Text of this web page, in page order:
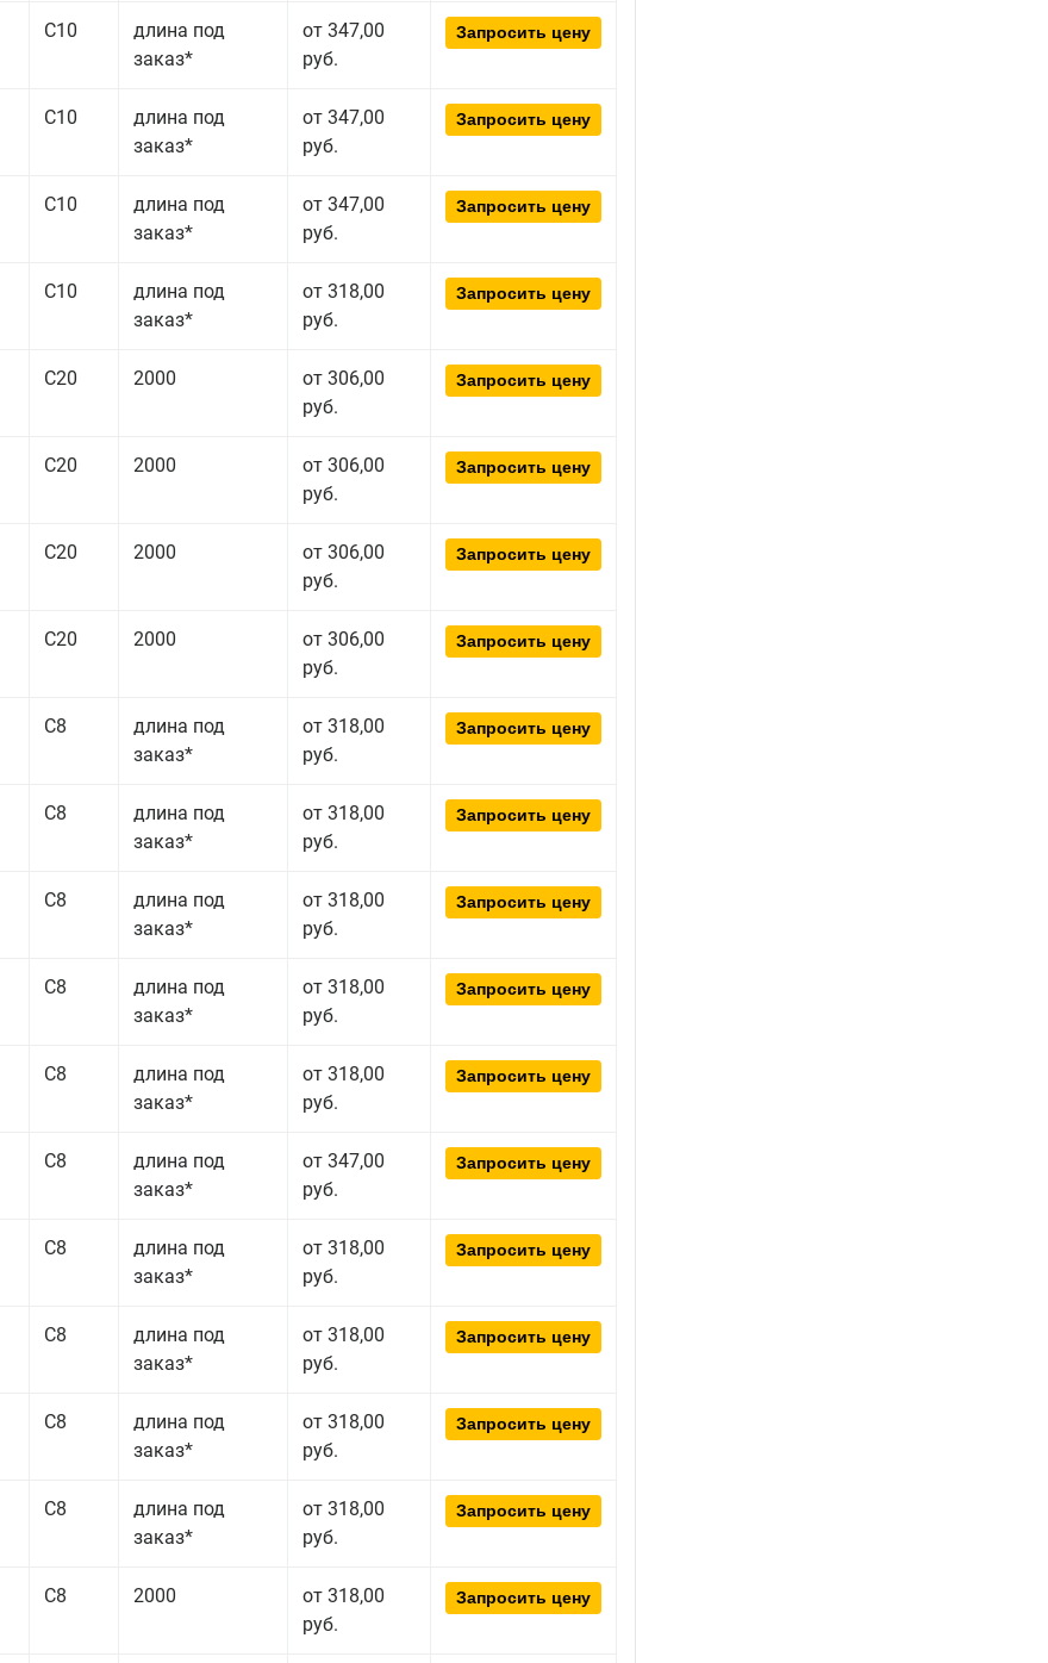
С10
длина под
заказ*
от 347,00
руб.
Запросить цену
С10
длина под
заказ*
от 347,00
руб.
Запросить цену
С10
длина под
заказ*
от 347,00
руб.
Запросить цену
С10
длина под
заказ*
от 318,00
руб.
Запросить цену
С20 2000
от 306,00
руб.
Запросить цену
С20 2000
от 306,00
руб.
Запросить цену
С20 2000
от 306,00
руб.
Запросить цену
С20 2000
от 306,00
руб.
Запросить цену
С8
длина под
заказ*
от 318,00
руб.
Запросить цену
С8
длина под
заказ*
от 318,00
руб.
Запросить цену
С8
длина под
заказ*
от 318,00
руб.
Запросить цену
С8
длина под
заказ*
от 318,00
руб.
Запросить цену
С8
длина под
заказ*
от 318,00
руб.
Запросить цену
С8
длина под
заказ*
от 347,00
руб.
Запросить цену
С8
длина под
заказ*
от 318,00
руб.
Запросить цену
С8
длина под
заказ*
от 318,00
руб.
Запросить цену
С8
длина под
заказ*
от 318,00
руб.
Запросить цену
С8
длина под
заказ*
от 318,00
руб.
Запросить цену
С8 2000
от 318,00
руб.
Запросить цену